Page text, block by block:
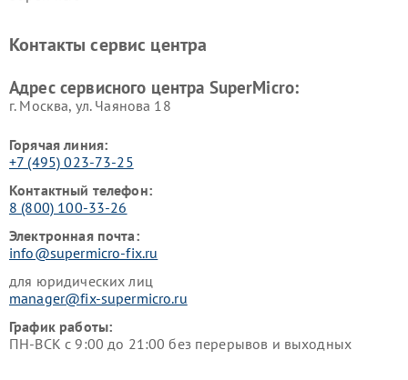
Контакты сервис центра
Адрес сервисного центра SuperMicro:
г. Москва, ул. Чаянова 18
Горячая линия:
+7 (495) 023-73-25
Контактный телефон:
8 (800) 100-33-26
Электронная почта:
info@supermicro-fix.ru
для юридических лиц
manager@fix-supermicro.ru
График работы:
ПН-ВСК с 9:00 до 21:00 без перерывов и выходных